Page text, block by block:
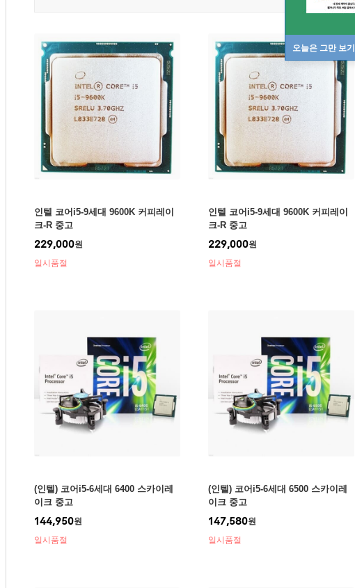
오늘은 그만 보기
인텔 코어i5-9세대 9600K 커피레이
크-R 중고
229,000원
일시품절
인텔 코어i5-9세대 9600K 커피레이
크-R 중고
229,000원
일시품절
(인텔) 코어i5-6세대 6400 스카이레
이크 중고
144,950원
일시품절
(인텔) 코어i5-6세대 6500 스카이레
이크 중고
147,580원
일시품절